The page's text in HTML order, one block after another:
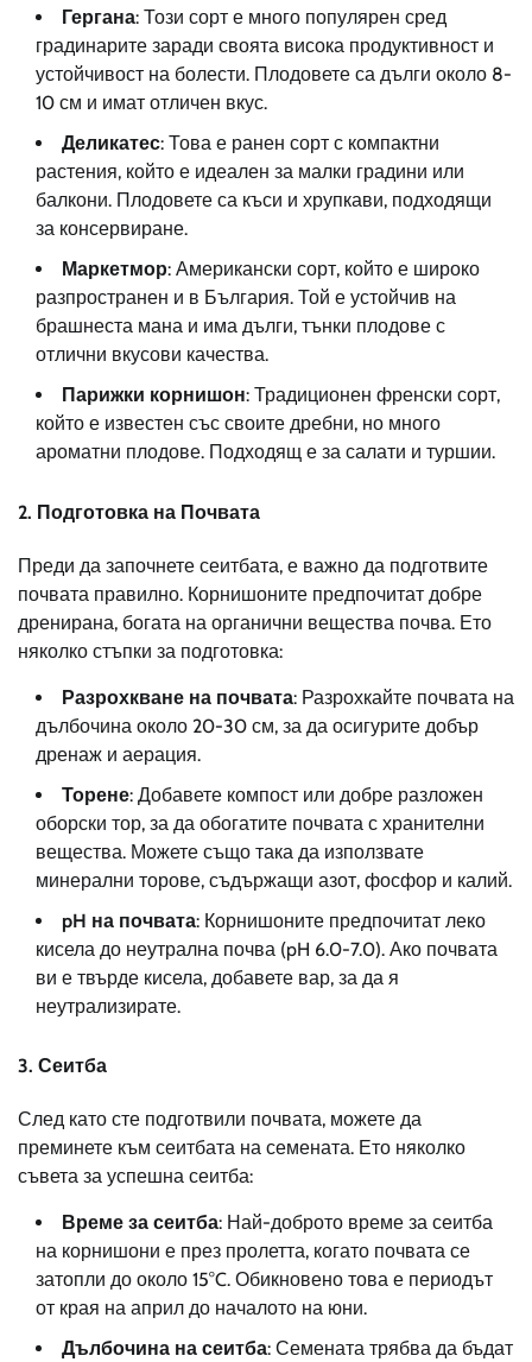
Гергана: Този сорт е много популярен сред
градинарите заради своята висока продуктивност и
устойчивост на болести. Плодовете са дълги около 8-
10 см и имат отличен вкус.
Деликатес: Това е ранен сорт с компактни
растения, който е идеален за малки градини или
балкони. Плодовете са къси и хрупкави, подходящи
за консервиране.
Маркетмор: Американски сорт, който е широко
разпространен и в България. Той е устойчив на
брашнеста мана и има дълги, тънки плодове с
отлични вкусови качества.
Парижки корнишон: Традиционен френски сорт,
който е известен със своите дребни, но много
ароматни плодове. Подходящ е за салати и туршии.
2. Подготовка на Почвата
Преди да започнете сеитбата, е важно да подготвите
почвата правилно. Корнишоните предпочитат добре
дренирана, богата на органични вещества почва. Ето
няколко стъпки за подготовка:
Разрохкване на почвата: Разрохкайте почвата на
дълбочина около 20-30 см, за да осигурите добър
дренаж и аерация.
Торене: Добавете компост или добре разложен
оборски тор, за да обогатите почвата с хранителни
вещества. Можете също така да използвате
минерални торове, съдържащи азот, фосфор и калий.
pH на почвата: Корнишоните предпочитат леко
кисела до неутрална почва (pH 6.0-7.0). Ако почвата
ви е твърде кисела, добавете вар, за да я
неутрализирате.
3. Сеитба
След като сте подготвили почвата, можете да
преминете към сеитбата на семената. Ето няколко
съвета за успешна сеитба:
Време за сеитба: Най-доброто време за сеитба
на корнишони е през пролетта, когато почвата се
затопли до около 15°C. Обикновено това е периодът
от края на април до началото на юни.
Дълбочина на сеитба: Семената трябва да бъдат